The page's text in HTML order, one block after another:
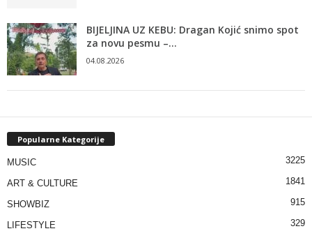
BIJELJINA UZ KEBU: Dragan Kojić snimo spot
za novu pesmu –...
04.08.2026
Popularne Kategorije
MUSIC 3225
ART & CULTURE 1841
SHOWBIZ 915
LIFESTYLE 329